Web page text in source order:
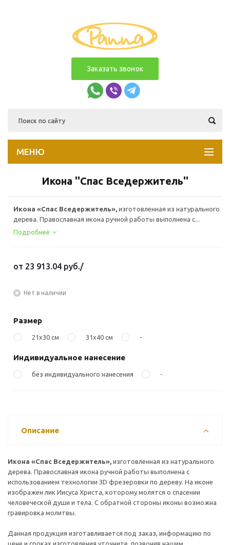
Заказать звонок
МЕНЮ
Икона ''Спас Вседержитель''
Икона «Спас Вседержитель», изготовленная из натурального
дерева. Православная икона ручной работы выполнена с...
Подробнее
от 23 913.04 руб./
Нет в наличии
Размер
21х30 см 31х40 см -
Индивидуальное нанесение
без индивидуального нанесения -
Описание
Икона «Спас Вседержитель», изготовленная из натурального
дерева. Православная икона ручной работы выполнена с
использованием технологии 3D фрезеровки по дереву. На иконе
изображен лик Иисуса Христа, которому молятся о спасении
человеческой души и тела. С обратной стороны иконы возможна
гравировка молитвы.
Данная продукция изготавливается под заказ, информацию по
цене и сроках изготовления уточните, позвонив нашим